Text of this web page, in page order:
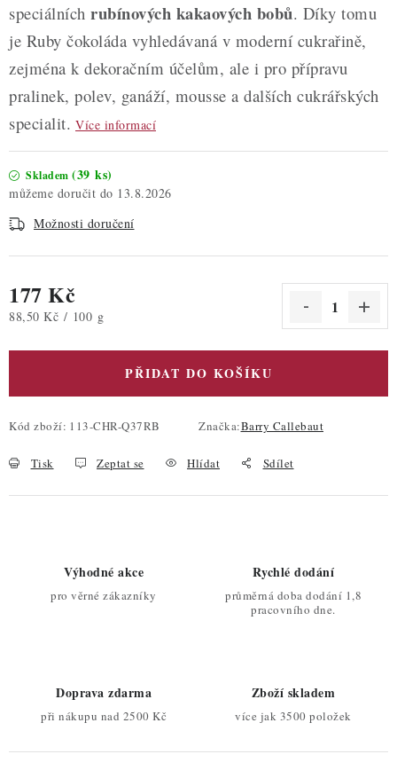
speciálních rubínových kakaových bobů. Díky tomu
je Ruby čokoláda vyhledávaná v moderní cukrařině,
zejména k dekoračním účelům, ale i pro přípravu
pralinek, polev, ganáží, mousse a dalších cukrářských
specialit. Více informací
Skladem (39 ks)
13.8.2026
Možnosti doručení
177 Kč
Měrná cena:
88,50 Kč / 100 g
PŘIDAT DO KOŠÍKU
Kód zboží: 113-CHR-Q37RB Značka:Barry Callebaut
Tisk Zeptat se Hlídat Sdílet
Výhodné akce
pro věrné zákazníky
Rychlé dodání
průměrná doba dodání 1,8
pracovního dne.
Doprava zdarma
při nákupu nad 2500 Kč
Zboží skladem
více jak 3500 položek